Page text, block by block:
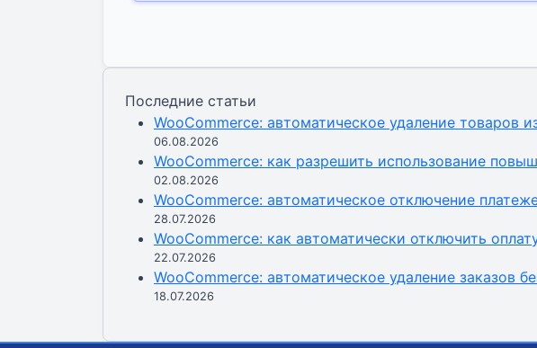
Последние статьи
WooCommerce: автоматическое удаление
06.08.2026
WooCommerce: как разрешить использование
02.08.2026
WooCommerce: автоматическое отключение
28.07.2026
WooCommerce: как автоматически отключить
22.07.2026
WooCommerce: автоматическое удаление заказов
18.07.2026